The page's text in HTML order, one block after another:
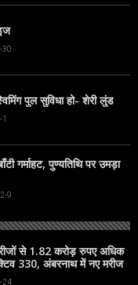
30
पुल सुविधा हो- शेरी लुंड
गर्माहट, पुण्यतिथि पर उमड़ा
9
से 1.82 करोड़ रुपए अधिक
330, अंबरनाथ में नए मरीज
24